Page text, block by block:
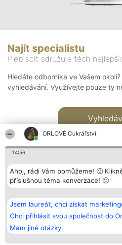
ORLOVÉ Cukrářství
14:56
Ahoj, rádi Vám pomůžeme! 🙂
příslušnou téma konverzace! 🙂
Jsem laureát, chci získat
Chci přihlásit svou společnost do
Mám jiné otázky.
Najít specialistu
Plebiscit sdružuje těch
Hledáte odborníka ve Vašem
vyhledávání. Využívejte pouze ty
Bright Side Solutions sp. z o.
o. sp. k.
ul. Ruska 22
Wrocław 50-079
KRS 0000749100 | Regon
381313360 | NIP 8943132676
Vítězové
Seznam
laureátů
Zásady
Zásady